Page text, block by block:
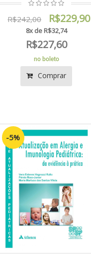
R$242,00 R$229,90
8x de R$32,74
R$227,60
no boleto
Comprar
-5%